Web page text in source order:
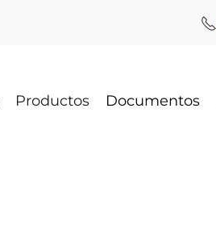
Productos Documentos